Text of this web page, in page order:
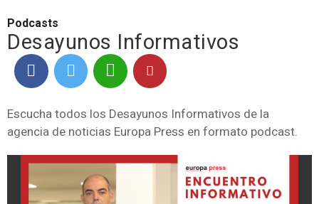
Podcasts
Desayunos Informativos
Escucha todos los Desayunos Informativos de la
agencia de noticias Europa Press en formato podcast.